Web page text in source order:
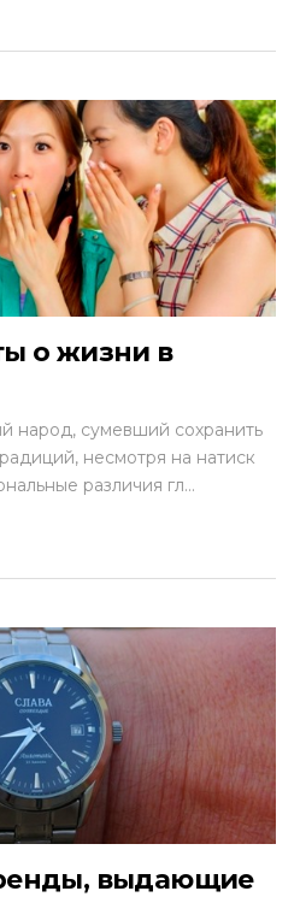
о жизни в
народ, сумевший сохранить
несмотря на натиск
различия гл...
выдающие